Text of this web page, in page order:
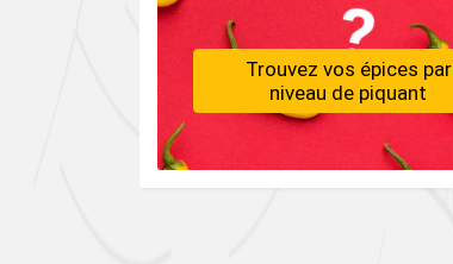
Trouvez vos épices par
niveau de piquant